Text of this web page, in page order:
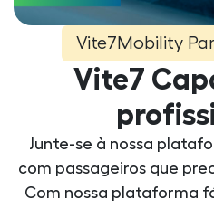
Vite7Mobility
Vite7
Junte-se à nossa
com passageiros que
Com nossa plataforma